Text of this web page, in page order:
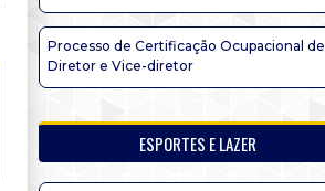
Processo de Certificação Ocupacional de
Diretor e Vice-diretor
ESPORTES E LAZER